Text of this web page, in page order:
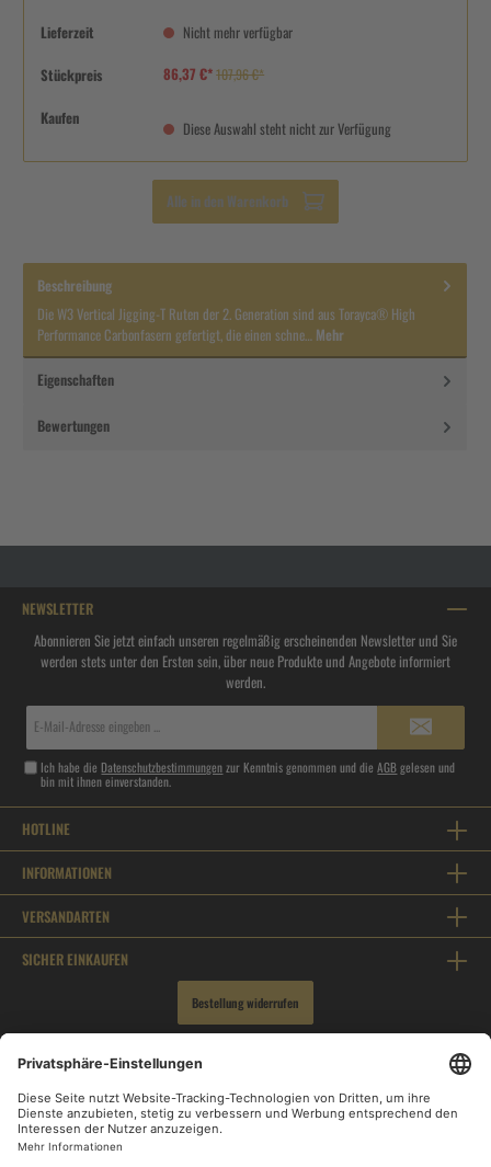
Lieferzeit Nicht mehr verfügbar
Stückpreis 86,37 €*107,96 €*
Kaufen
Diese Auswahl steht nicht zur Verfügung
Alle in den Warenkorb
Beschreibung
Die W3 Vertical Jigging-T Ruten der 2. Generation sind aus Torayca® High
Performance Carbonfasern gefertigt, die einen schne… Mehr
Eigenschaften
Bewertungen
NEWSLETTER
Abonnieren Sie jetzt einfach unseren regelmäßig erscheinenden Newsletter und Sie
werden stets unter den Ersten sein, über neue Produkte und Angebote informiert
werden.
Ich habe die Datenschutzbestimmungenzur Kenntnis genommen und dieAGBgelesen und
bin mit ihnen einverstanden.
HOTLINE
INFORMATIONEN
VERSANDARTEN
SICHER EINKAUFEN
Bestellung widerrufen